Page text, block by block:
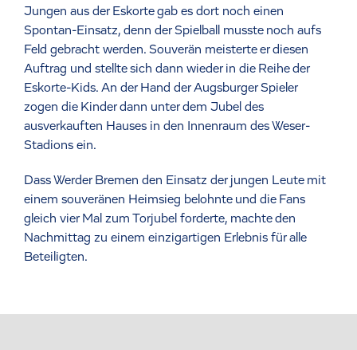
Jungen aus der Eskorte gab es dort noch einen
Spontan-Einsatz, denn der Spielball musste noch aufs
Feld gebracht werden. Souverän meisterte er diesen
Auftrag und stellte sich dann wieder in die Reihe der
Eskorte-Kids. An der Hand der Augsburger Spieler
zogen die Kinder dann unter dem Jubel des
ausverkauften Hauses in den Innenraum des Weser-
Stadions ein.
Dass Werder Bremen den Einsatz der jungen Leute mit
einem souveränen Heimsieg belohnte und die Fans
gleich vier Mal zum Torjubel forderte, machte den
Nachmittag zu einem einzigartigen Erlebnis für alle
Beteiligten.